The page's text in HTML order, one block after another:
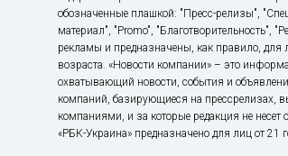
обозначенные плашкой: "Пресс-релизы",
материал", "Promo", "Благотворительность",
рекламы и предназначены, как правило, для
возраста. «Новости компании» – это
охватывающий новости, события и
компаний, базирующиеся на прессрелизах,
компаниями, и за которые редакция не несет
«РБК-Украина» предназначено для лиц от 21